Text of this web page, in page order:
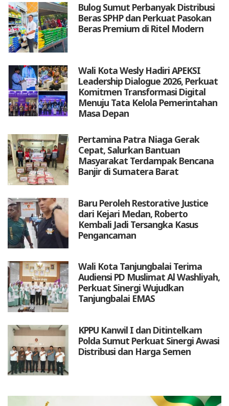
Bulog Sumut Perbanyak Distribusi
Beras SPHP dan Perkuat Pasokan
Beras Premium di Ritel Modern
Wali Kota Wesly Hadiri APEKSI
Leadership Dialogue 2026, Perkuat
Komitmen Transformasi Digital
Menuju Tata Kelola Pemerintahan
Masa Depan
Pertamina Patra Niaga Gerak
Cepat, Salurkan Bantuan
Masyarakat Terdampak Bencana
Banjir di Sumatera Barat
Baru Peroleh Restorative Justice
dari Kejari Medan, Roberto
Kembali Jadi Tersangka Kasus
Pengancaman
Wali Kota Tanjungbalai Terima
Audiensi PD Muslimat Al Washliyah,
Perkuat Sinergi Wujudkan
Tanjungbalai EMAS
KPPU Kanwil I dan Ditintelkam
Polda Sumut Perkuat Sinergi Awasi
Distribusi dan Harga Semen